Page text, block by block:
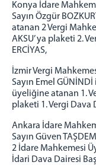
4. İDARİ DAVA
5. İDARİ DAVA
6. İDARİ DAVA
8. İDARİ DAVA
9. İDARİ DAVA
1. VERGİ DAVA
2. VERGİ DAVA
İLK DERECE
GAZİANTEP
Konya İdare
Sayın Özgür
atanan 2 Vergi
AKSU’ ya plaketi 2.
ERCİYAS,
İzmir Vergi
Sayın Emel
üyeliğine atanan 1.
plaketi 1. Vergi Dava
Ankara İdare
Sayın Güven
2 İdare Mahkemesi
İdari Dava Dairesi